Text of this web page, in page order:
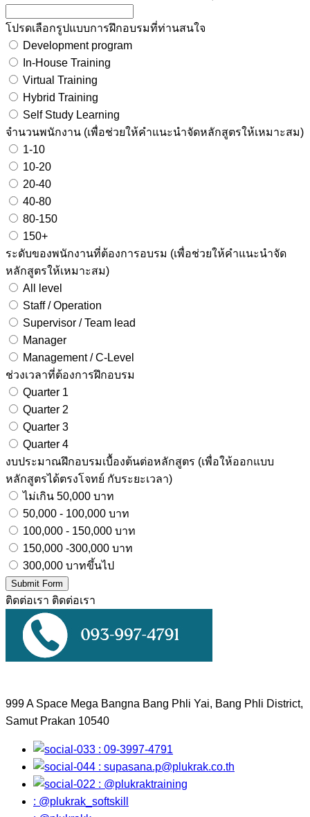
โปรดเลือกรูปแบบการฝึกอบรมที่ท่านสนใจ
Development program
In-House Training
Virtual Training
Hybrid Training
Self Study Learning
จำนวนพนักงาน (เพื่อช่วยให้คำแนะนำจัดหลักสูตรให้เหมาะสม)
1-10
10-20
20-40
40-80
80-150
150+
ระดับของพนักงานที่ต้องการอบรม (เพื่อช่วยให้คำแนะนำจัด
หลักสูตรให้เหมาะสม)
All level
Staff / Operation
Supervisor / Team lead
Manager
Management / C-Level
ช่วงเวลาที่ต้องการฝึกอบรม
Quarter 1
Quarter 2
Quarter 3
Quarter 4
งบประมาณฝึกอบรมเบื้องต้นต่อหลักสูตร (เพื่อให้ออกแบบ
หลักสูตรได้ตรงโจทย์ กับระยะเวลา)
ไม่เกิน 50,000 บาท
50,000 - 100,000 บาท
100,000 - 150,000 บาท
150,000 -300,000 บาท
300,000 บาทขึ้นไป
Submit Form
ติดต่อเรา ติดต่อเรา
999 A Space Mega Bangna Bang Phli Yai, Bang Phli District,
Samut Prakan 10540
: 09-3997-4791
: supasana.p@plukrak.co.th
: @plukraktraining
: @plukrak_softskill